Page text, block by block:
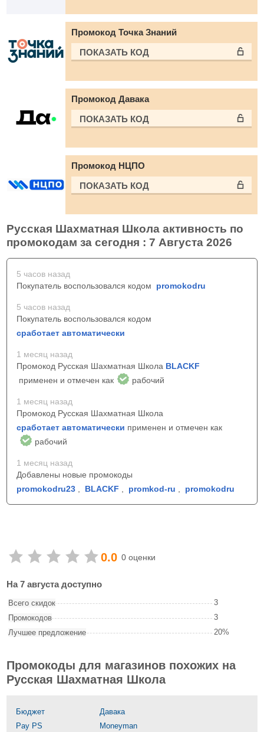
Промокод Точка Знаний
ПОКАЗАТЬ КОД
Промокод Давака
ПОКАЗАТЬ КОД
Промокод НЦПО
ПОКАЗАТЬ КОД
Русская Шахматная Школа активность по
промокодам за сегодня : 7 Августа 2026
5 часов назад
Покупатель воспользовался кодом promokodru
5 часов назад
Покупатель воспользовался кодом
сработает автоматически
1 месяц назад
Промокод Русская Шахматная Школа BLACKF
применен и отмечен как
рабочий
1 месяц назад
Промокод Русская Шахматная Школа
сработает автоматически применен и отмечен как
рабочий
1 месяц назад
Добавлены новые промокоды
promokodru23
BLACKF promkod-ru promokodru
0.0 0 оценки
На 7 августа доступно
Всего скидок
3
Промокодов
3
Лучшее предложение
20%
Промокоды для магазинов похожих на
Русская Шахматная Школа
Бюджет
Давака
Pay PS
Moneyman